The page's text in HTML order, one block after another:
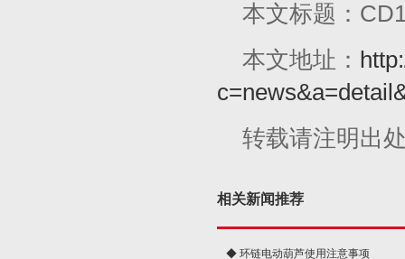
本文标题：
本文地址：
转载请注明出
相关新闻推荐
◆ 环链电动葫芦使用注意事项